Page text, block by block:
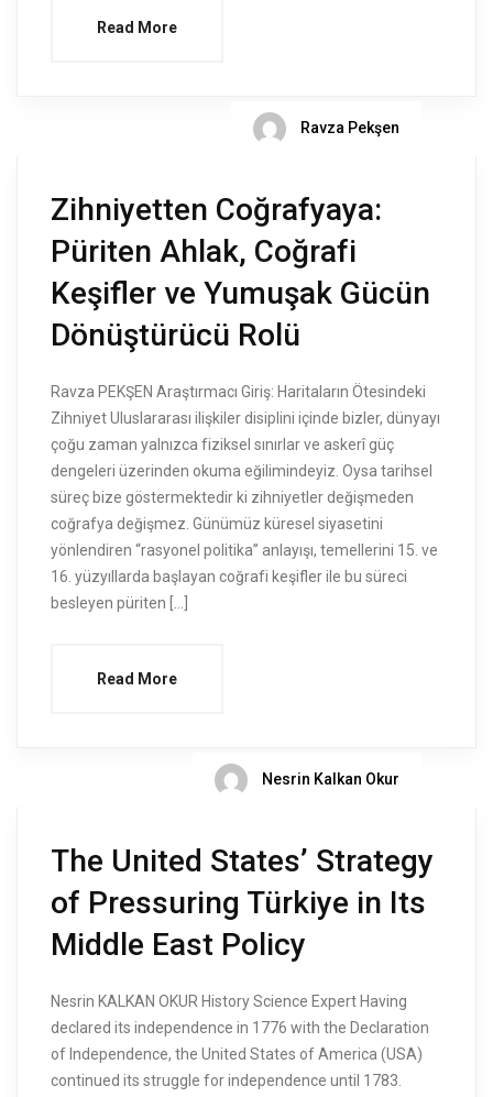
Read More
Ravza Pekşen
Zihniyetten Coğrafyaya:
Püriten Ahlak, Coğrafi
Keşifler ve Yumuşak Gücün
Dönüştürücü Rolü
Ravza PEKŞEN Araştırmacı Giriş: Haritaların Ötesindeki
Zihniyet Uluslararası ilişkiler disiplini içinde bizler, dünyayı
çoğu zaman yalnızca fiziksel sınırlar ve askerî güç
dengeleri üzerinden okuma eğilimindeyiz. Oysa tarihsel
süreç bize göstermektedir ki zihniyetler değişmeden
coğrafya değişmez. Günümüz küresel siyasetini
yönlendiren “rasyonel politika” anlayışı, temellerini 15. ve
16. yüzyıllarda başlayan coğrafi keşifler ile bu süreci
besleyen püriten […]
Read More
Nesrin Kalkan Okur
The United States’ Strategy
of Pressuring Türkiye in Its
Middle East Policy
Nesrin KALKAN OKUR History Science Expert Having
declared its independence in 1776 with the Declaration
of Independence, the United States of America (USA)
continued its struggle for independence until 1783.